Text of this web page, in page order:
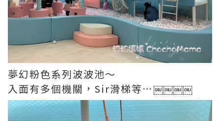
夢幻粉色系列波波池～
入面有多個機關，Sir滑梯等⋯￼￼￼￼